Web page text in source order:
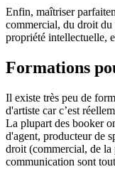
Enfin, maîtriser
commercial, du droit du
propriété intellectuelle,
Formations
Il existe très peu de
d'artiste car c’est
La plupart des booker
d'agent, producteur de
droit (commercial, de
communication sont